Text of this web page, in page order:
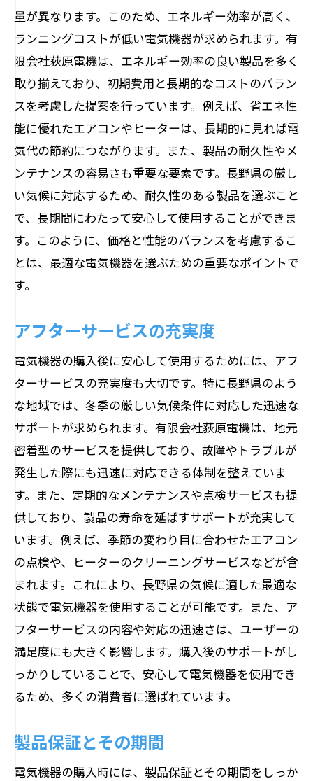
量が異なります。このため、エネルギー効率が高く、
ランニングコストが低い電気機器が求められます。有
限会社荻原電機は、エネルギー効率の良い製品を多く
取り揃えており、初期費用と長期的なコストのバラン
スを考慮した提案を行っています。例えば、省エネ性
能に優れたエアコンやヒーターは、長期的に見れば電
気代の節約につながります。また、製品の耐久性やメ
ンテナンスの容易さも重要な要素です。長野県の厳し
い気候に対応するため、耐久性のある製品を選ぶこと
で、長期間にわたって安心して使用することができま
す。このように、価格と性能のバランスを考慮するこ
とは、最適な電気機器を選ぶための重要なポイントで
す。
アフターサービスの充実度
電気機器の購入後に安心して使用するためには、アフ
ターサービスの充実度も大切です。特に長野県のよう
な地域では、冬季の厳しい気候条件に対応した迅速な
サポートが求められます。有限会社荻原電機は、地元
密着型のサービスを提供しており、故障やトラブルが
発生した際にも迅速に対応できる体制を整えていま
す。また、定期的なメンテナンスや点検サービスも提
供しており、製品の寿命を延ばすサポートが充実して
います。例えば、季節の変わり目に合わせたエアコン
の点検や、ヒーターのクリーニングサービスなどが含
まれます。これにより、長野県の気候に適した最適な
状態で電気機器を使用することが可能です。また、ア
フターサービスの内容や対応の迅速さは、ユーザーの
満足度にも大きく影響します。購入後のサポートがし
っかりしていることで、安心して電気機器を使用でき
るため、多くの消費者に選ばれています。
製品保証とその期間
電気機器の購入時には、製品保証とその期間をしっか